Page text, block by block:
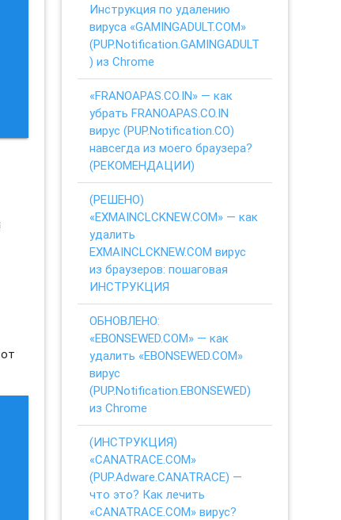
Инструкция по удалению
вируса «GAMINGADULT.COM»
(PUP.Notification.GAMINGADULT
) из Chrome
«FRANOAPAS.CO.IN» — как
убрать FRANOAPAS.CO.IN
вирус (PUP.Notification.CO)
навсегда из моего браузера?
(РЕКОМЕНДАЦИИ)
(РЕШЕНО)
«EXMAINCLCKNEW.COM» — как
удалить
EXMAINCLCKNEW.COM вирус
из браузеров: пошаговая
ИНСТРУКЦИЯ
ОБНОВЛЕНО:
«EBONSEWED.COM» — как
удалить «EBONSEWED.COM»
вирус
(PUP.Notification.EBONSEWED)
из Chrome
(ИНСТРУКЦИЯ)
«CANATRACE.COM»
(PUP.Adware.CANATRACE) —
что это? Как лечить
«CANATRACE.COM» вирус?